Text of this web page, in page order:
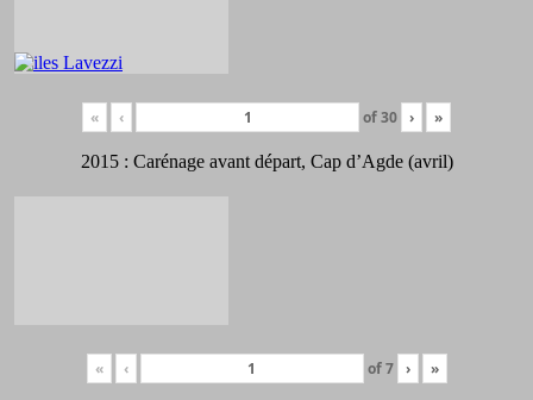
« ‹ of30 › »
2015 : Carénage avant départ, Cap d’Agde (avril)
« ‹ of7 › »